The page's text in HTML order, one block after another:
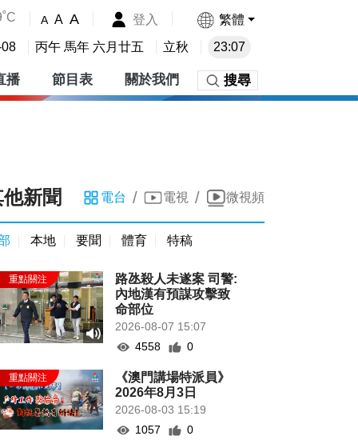
A A A 登入 繁體
丙午 馬年 六月廿五 立秋 23:07
播 節目表 關於我們 搜尋
新聞 電台 / 電視 / 微視頻
本地 要聞 體育 特稿
路氹殺人未遂案 司警:
內地漢有預謀攻擊致
命部位
2026-08-07 15:07
4558
0
《澳門講場特派員》
2026年8月3日
2026-08-03 15:19
1057
0